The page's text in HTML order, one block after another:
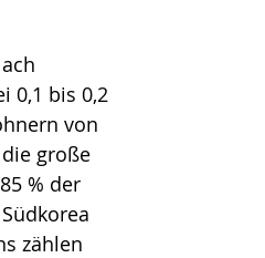
0,1 bis 0,2
von
große
% der
zählen